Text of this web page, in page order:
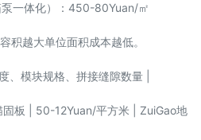
一体化）：450-80Yuan/㎡
积越大单位面积成本越低。
、模块规格、拼接缝隙数量 |
固板 | 50-12Yuan/平方米 | ZuiGao地